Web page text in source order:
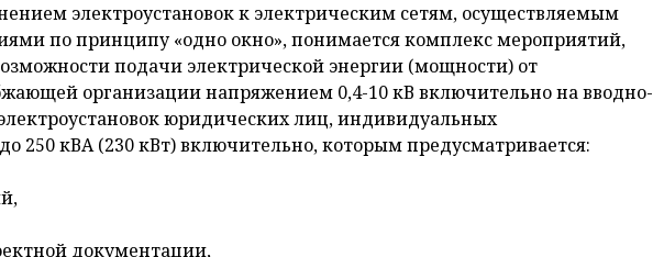
электроустановок к электрическим сетям, осуществляемым
по принципу «одно окно», понимается комплекс мероприятий,
подачи электрической энергии (мощности) от
организации напряжением 0,4-10 кВ включительно на вводно-
юридических лиц, индивидуальных
250 кВА (230 кВт) включительно, которым предусматривается:
документации,